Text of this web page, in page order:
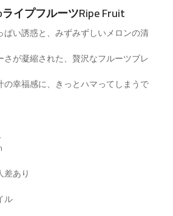
ライプフルーツRipe Fruit
い誘惑と、みずみずしいメロンの清
が凝縮された、贅沢なフルーツブレ
幸福感に、きっとハマってしまうで
あり
ル